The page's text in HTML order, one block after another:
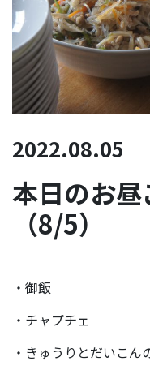
2022.08.05
本日のお
（8/5）
・御飯
・チャプチェ
・きゅうりとだいこん